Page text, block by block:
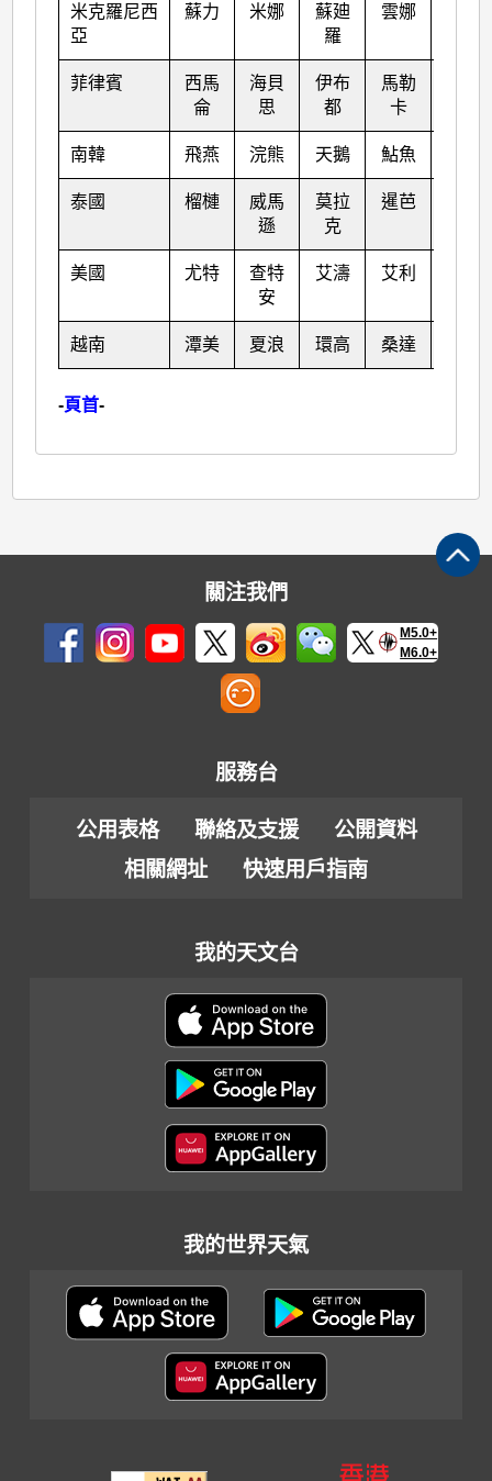
米克羅尼西
亞
蘇力 米娜
蘇廸
羅
雲娜
菲律賓
西馬
侖
海貝
思
伊布
都
馬勒
卡
南韓 飛燕 浣熊 天鵝 鮎魚
泰國 榴槤
威馬
遜
莫拉
克
暹芭
美國 尤特
查特
安
艾濤 艾利
越南 潭美 夏浪 環高 桑達
-頁首-
關注我們
M5.0+
M6.0+
服務台
公用表格 聯絡及支援
公開資料
相關網址
快速用戶指南
我的天文台
我的世界天氣